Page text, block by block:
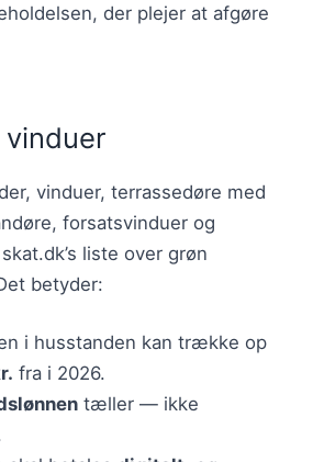
der plejer at afgøre
vinduer
vinduer, terrassedøre med
forsatsvinduer og
liste over grøn
betyder:
i husstanden kan trække op
fra i 2026.
tæller — ikke